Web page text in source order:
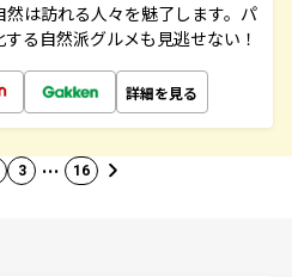
は訪れる人々を魅了します。パ
る自然派グルメも見逃せない！
詳細を見る
3 … 16